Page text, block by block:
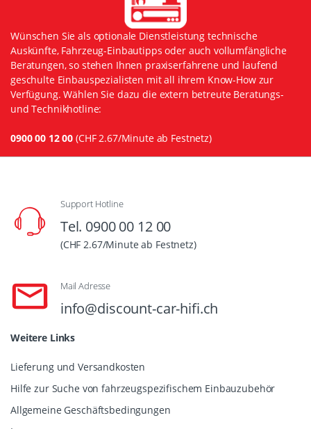
Wünschen Sie als optionale Dienstleistung technische
Auskünfte, Fahrzeug-Einbautipps oder auch vollumfängliche
Beratungen, so stehen Ihnen praxiserfahrene und laufend
geschulte Einbauspezialisten mit all ihrem Know-How zur
Verfügung. Wählen Sie dazu die extern betreute Beratungs-
und Technikhotline:
0900 00 12 00 (CHF 2.67/Minute ab Festnetz)
Support Hotline
Tel. 0900 00 12 00
(CHF 2.67/Minute ab Festnetz)
Mail Adresse
info@discount-car-hifi.ch
Weitere Links
Lieferung und Versandkosten
Hilfe zur Suche von fahrzeugspezifischem Einbauzubehör
Allgemeine Geschäftsbedingungen